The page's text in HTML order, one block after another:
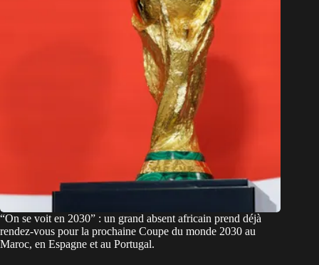
“On se voit en 2030” : un grand absent africain prend déjà
rendez-vous pour la prochaine Coupe du monde 2030 au
Maroc, en Espagne et au Portugal.